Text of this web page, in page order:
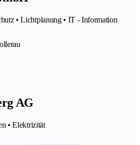
• Lichtplanung • IT - Information
AG
• Elektrizität